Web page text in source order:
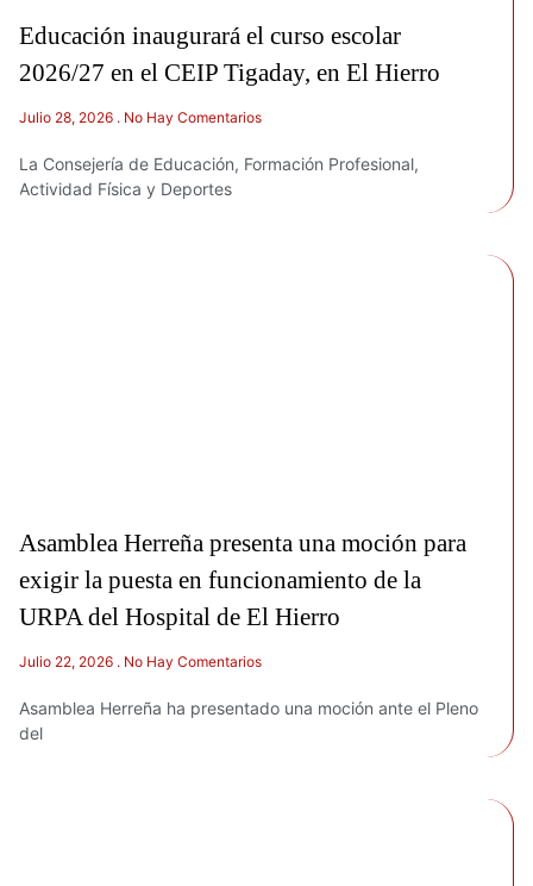
Educación inaugurará el curso escolar
2026/27 en el CEIP Tigaday, en El Hierro
Julio 28, 2026 No Hay Comentarios
La Consejería de Educación, Formación Profesional,
Actividad Física y Deportes
Asamblea Herreña presenta una moción para
exigir la puesta en funcionamiento de la
URPA del Hospital de El Hierro
Julio 22, 2026 No Hay Comentarios
Asamblea Herreña ha presentado una moción ante el Pleno
del